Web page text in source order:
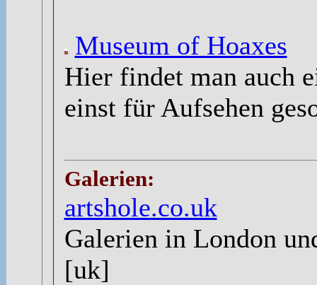
Museum of Hoaxes
Hier findet man auch
einst für Aufsehen
Galerien:
artshole.co.uk
Galerien in London
[uk]